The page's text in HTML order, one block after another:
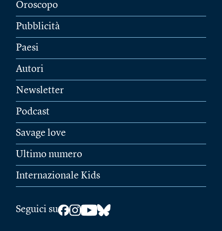
Oroscopo
Pubblicità
Paesi
Autori
Newsletter
Podcast
Savage love
Ultimo numero
Internazionale Kids
Seguici su